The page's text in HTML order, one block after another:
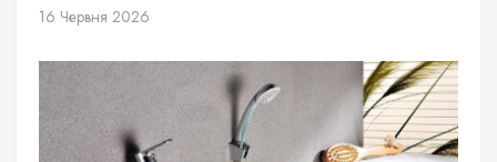
16 Червня 2026